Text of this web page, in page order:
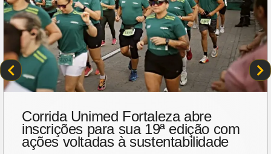
Corrida Unimed Fortaleza abre
inscrições para sua 19ª edição com
ações voltadas à sustentabilidade